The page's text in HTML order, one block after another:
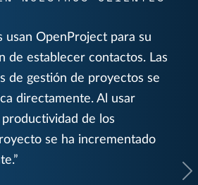
usan OpenProject para su
de establecer contactos. Las
de gestión de proyectos se
directamente. Al usar
de los
se ha incrementado